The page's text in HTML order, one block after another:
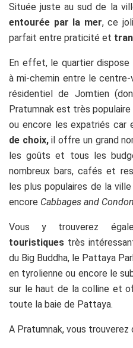
Située juste au sud de la
entourée par la mer, ce
parfait entre praticité et
En effet, le quartier dispose
à mi-chemin entre le
résidentiel de Jomtien
Pratumnak est très
ou encore les expatriés car
de choix,il offre un grand
les goûts et tous les
nombreux bars, cafés et
les plus populaires de la
encore Cabbages and
Vous y trouverez
touristiques très
du Big Buddha, le Pattaya
en tyrolienne ou encore le
sur le haut de la colline et
toute la baie de Pattaya.
A Pratumnak, vous trouverez